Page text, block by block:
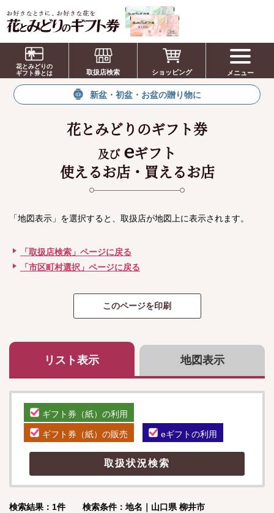
お祝い、お盆、新盆、お彼岸、喪中、お供
え、見舞い、返事、供花、線香贈答におすす
めのギフト
花とみどりの
ギフト券とは
取扱店検索 ショッピング メニュー
新盆・初盆・お盆の贈り物に
花とみどりのギフト券
及び eギフト
使えるお店・買えるお店
「地図表示」を選択すると、取扱店が地図上に表示されます。
「取扱店検索」ページに戻る
「市区町村選択」ページに戻る
リスト表示 地図表示
ギフト券（紙）の利用
ギフト券（紙）の販売 eギフトの利用
検索結果：1件 検索条件：地名｜山口県 柳井市